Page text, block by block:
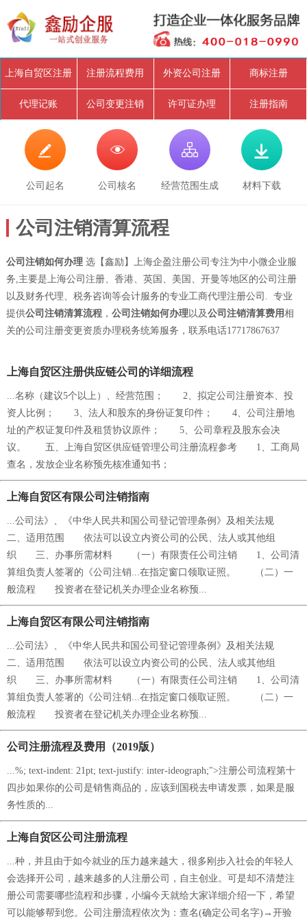
上海自贸区注册 注册流程费用 外资公司注册 商标注册
代理记账 公司变更注销 许可证办理 注册指南

公司起名

公司核名

经营范围生成

材料下载
公司注销清算流程
公司注销如何办理选【鑫励】上海企盈注册公司专注为中小微企业服
务,主要是上海公司注册、香港、英国、美国、开曼等地区的公司注册
以及财务代理、税务咨询等会计服务的专业工商代理注册公司. 专业
提供公司注销清算流程， 公司注销如何办理以及公司注销清算费用相
关的公司注册变更资质办理税务统筹服务，联系电话17717867637
上海自贸区注册供应链公司的详细流程
...名称（建议5个以上）、经营范围； 2、拟定公司注册资本、投
资人比例； 3、法人和股东的身份证复印件； 4、公司注册地
址的产权证复印件及租赁协议原件； 5、公司章程及股东会决
议。 五、上海自贸区供应链管理公司注册流程参考 1、工商局
查名，发放企业名称预先核准通知书；
上海自贸区有限公司注销指南
...公司法》、《中华人民共和国公司登记管理条例》及相关法规
二、适用范围 依法可以设立内资公司的公民、法人或其他组
织 三、办事所需材料 （一）有限责任公司注销 1、公司清
算组负责人签署的《公司注销...在指定窗口领取证照。 （二）一
般流程 投资者在登记机关办理企业名称预...
上海自贸区有限公司注销指南
...公司法》、《中华人民共和国公司登记管理条例》及相关法规
二、适用范围 依法可以设立内资公司的公民、法人或其他组
织 三、办事所需材料 （一）有限责任公司注销 1、公司清
算组负责人签署的《公司注销...在指定窗口领取证照。 （二）一
般流程 投资者在登记机关办理企业名称预...
公司注册流程及费用（2019版）
...%; text-indent: 21pt; text-justify: inter-ideograph;">注册公司流程第十
四步如果你的公司是销售商品的，应该到国税去申请发票，如果是服
务性质的...
上海自贸区公司注册流程
...种，并且由于如今就业的压力越来越大，很多刚步入社会的年轻人
会选择开公司，越来越多的人注册公司，自主创业。可是却不清楚注
册公司需要哪些流程和步骤，小编今天就给大家详细介绍一下，希望
可以能够帮到您。公司注册流程依次为：查名(确定公司名字)→开验